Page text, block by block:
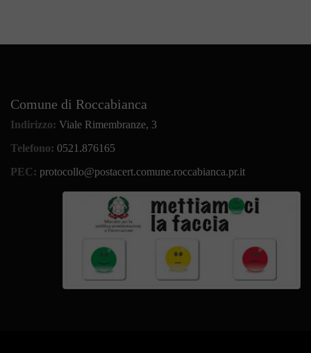
Comune di Roccabianca
Indirizzo: Viale Rimembranze, 3
Telefono: 0521.876165
PEC: protocollo@postacert.comune.roccabianca.pr.it